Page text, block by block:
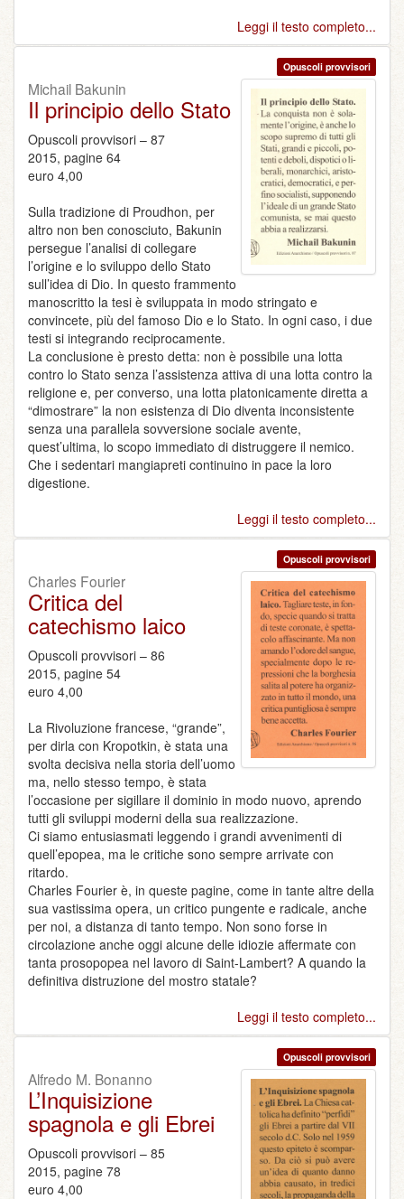
Leggi il testo completo...
Opuscoli provvisori
Michail Bakunin
Il principio dello Stato
Opuscoli provvisori – 87
2015, pagine 64
euro 4,00
Sulla tradizione di Proudhon, per
altro non ben conosciuto, Bakunin
persegue l’analisi di collegare
l’origine e lo sviluppo dello Stato
sull’idea di Dio. In questo frammento
manoscritto la tesi è sviluppata in modo stringato e
convincete, più del famoso Dio e lo Stato. In ogni caso, i due
testi si integrando reciprocamente.
La conclusione è presto detta: non è possibile una lotta
contro lo Stato senza l’assistenza attiva di una lotta contro la
religione e, per converso, una lotta platonicamente diretta a
“dimostrare” la non esistenza di Dio diventa inconsistente
senza una parallela sovversione sociale avente,
quest’ultima, lo scopo immediato di distruggere il nemico.
Che i sedentari mangiapreti continuino in pace la loro
digestione.
Leggi il testo completo...
Opuscoli provvisori
Charles Fourier
Critica del
catechismo laico
Opuscoli provvisori – 86
2015, pagine 54
euro 4,00
La Rivoluzione francese, “grande”,
per dirla con Kropotkin, è stata una
svolta decisiva nella storia dell’uomo
ma, nello stesso tempo, è stata
l’occasione per sigillare il dominio in modo nuovo, aprendo
tutti gli sviluppi moderni della sua realizzazione.
Ci siamo entusiasmati leggendo i grandi avvenimenti di
quell’epopea, ma le critiche sono sempre arrivate con
ritardo.
Charles Fourier è, in queste pagine, come in tante altre della
sua vastissima opera, un critico pungente e radicale, anche
per noi, a distanza di tanto tempo. Non sono forse in
circolazione anche oggi alcune delle idiozie affermate con
tanta prosopopea nel lavoro di Saint-Lambert? A quando la
definitiva distruzione del mostro statale?
Leggi il testo completo...
Opuscoli provvisori
Alfredo M. Bonanno
L’Inquisizione
spagnola e gli Ebrei
Opuscoli provvisori – 85
2015, pagine 78
euro 4,00